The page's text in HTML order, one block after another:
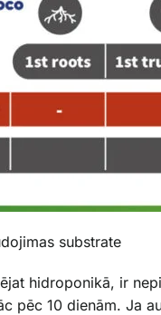
hidroponikā, ir
pēc 10 dienām. Ja